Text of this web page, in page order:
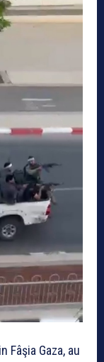
Fâşia Gaza, au